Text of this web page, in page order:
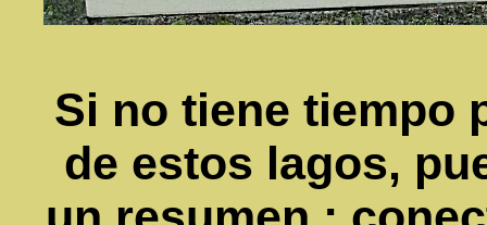
Si no tiene tiempo
de estos lagos,